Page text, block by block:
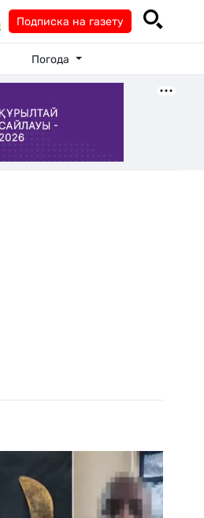
Подписка на газету
Погода